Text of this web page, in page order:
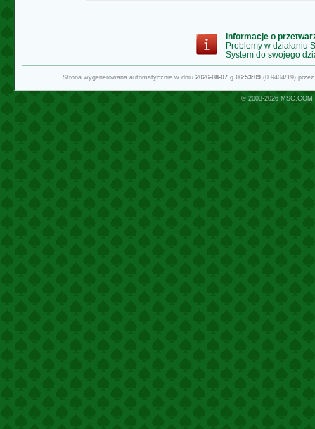
Informacje o
Problemy w działaniu
System do swojego
Strona wygenerowana automatycznie w dniu 2026-08-07g.06:53:09(0.9404/19)
© 2003-2026